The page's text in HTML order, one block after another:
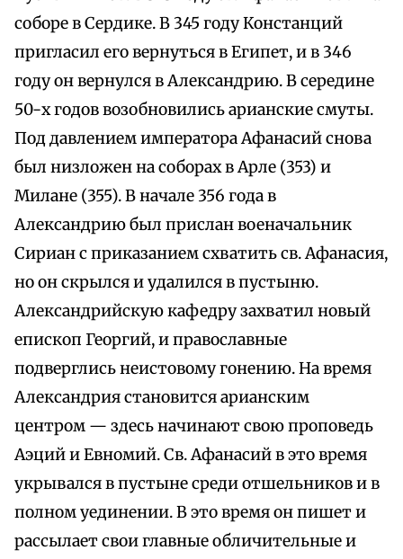
соборе в Сердике. В 345 году Констанций
пригласил его вернуться в Египет, и в 346
году он вернулся в Александрию. В середине
50-х годов возобновились арианские смуты.
Под давлением императора Афанасий снова
был низложен на соборах в Арле (353) и
Милане (355). В начале 356 года в
Александрию был прислан военачальник
Сириан с приказанием схватить св. Афанасия,
но он скрылся и удалился в пустыню.
Александрийскую кафедру захватил новый
епископ Георгий, и православные
подверглись неистовому гонению. На время
Александрия становится арианским
центром — здесь начинают свою проповедь
Аэций и Евномий. Св. Афанасий в это время
укрывался в пустыне среди отшельников и в
полном уединении. В это время он пишет и
рассылает свои главные обличительные и